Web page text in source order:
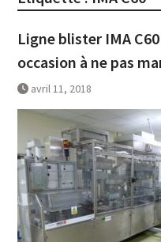
Ligne blister IMA
occasion à ne pas
avril 11, 2018